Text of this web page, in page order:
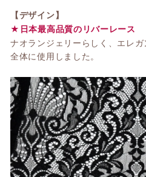
【デザイン】
★日本最高品質のリバーレース
ナオランジェリーらしく、エレ
全体に使用しました。